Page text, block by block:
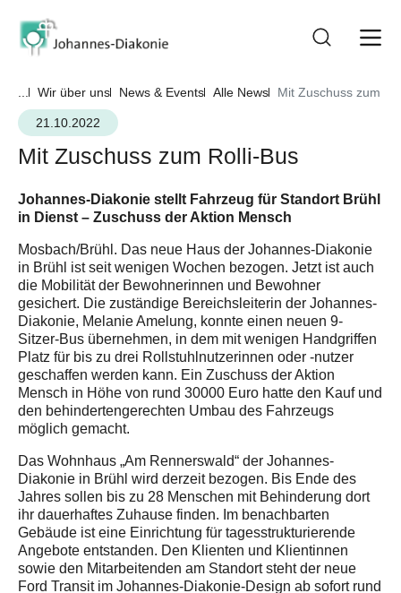
... Wir über uns News & Events Alle News
Mit Zuschuss zum
21.10.2022
Mit Zuschuss zum Rolli-Bus
Johannes-Diakonie stellt Fahrzeug für Standort Brühl
in Dienst – Zuschuss der Aktion Mensch
Mosbach/Brühl. Das neue Haus der Johannes-Diakonie
in Brühl ist seit wenigen Wochen bezogen. Jetzt ist auch
die Mobilität der Bewohnerinnen und Bewohner
gesichert. Die zuständige Bereichsleiterin der Johannes-
Diakonie, Melanie Amelung, konnte einen neuen 9-
Sitzer-Bus übernehmen, in dem mit wenigen Handgriffen
Platz für bis zu drei Rollstuhlnutzerinnen oder -nutzer
geschaffen werden kann. Ein Zuschuss der Aktion
Mensch in Höhe von rund 30000 Euro hatte den Kauf und
den behindertengerechten Umbau des Fahrzeugs
möglich gemacht.
Das Wohnhaus „Am Rennerswald“ der Johannes-
Diakonie in Brühl wird derzeit bezogen. Bis Ende des
Jahres sollen bis zu 28 Menschen mit Behinderung dort
ihr dauerhaftes Zuhause finden. Im benachbarten
Gebäude ist eine Einrichtung für tagesstrukturierende
Angebote entstanden. Den Klienten und Klientinnen
sowie den Mitarbeitenden am Standort steht der neue
Ford Transit im Johannes-Diakonie-Design ab sofort rund